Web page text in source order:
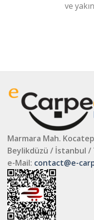
ve
Marmara Mah.
Beylikdüzü / İstanbul /
e-Mail: contact@e-